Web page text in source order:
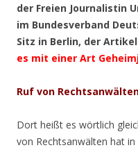
der Freien Journalistin
im Bundesverband
Sitz in Berlin, der
es mit einer Art
Ruf von
Dort heißt es wörtlich
von Rechtsanwälten hat